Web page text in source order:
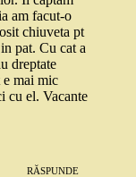
am facut-o
chiuveta pt
pat. Cu cat a
dreptate
e mai mic
cu el. Vacante
RĂSPUNDE